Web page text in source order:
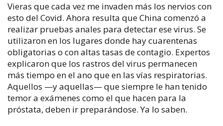
Vieras que cada vez me invaden más los nervios con
esto del Covid. Ahora resulta que China comenzó a
realizar pruebas anales para detectar ese virus. Se
utilizaron en los lugares donde hay cuarentenas
obligatorias o con altas tasas de contagio. Expertos
explicaron que los rastros del virus permanecen
más tiempo en el ano que en las vías respiratorias.
Aquellos —y aquellas— que siempre le han tenido
temor a exámenes como el que hacen para la
próstata, deben ir preparándose. Ya lo saben.